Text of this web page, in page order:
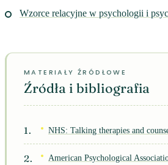
Wzorce relacyjne w psychologii i
Źródła i bibliografia
NHS: Talking therapies and
American Psychological